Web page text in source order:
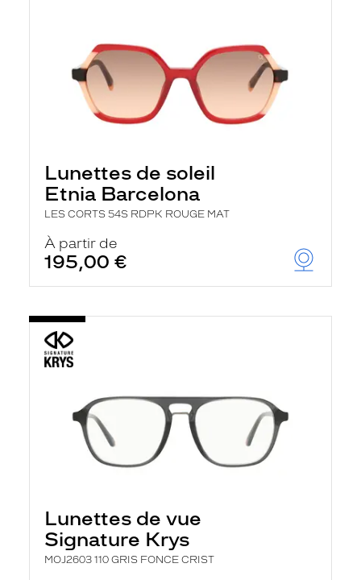
Lunettes de soleil
Etnia Barcelona
LES CORTS 54S RDPK ROUGE MAT
À partir de
195,00 €
Lunettes de vue
Signature Krys
MOJ2603 110 GRIS FONCE CRIST